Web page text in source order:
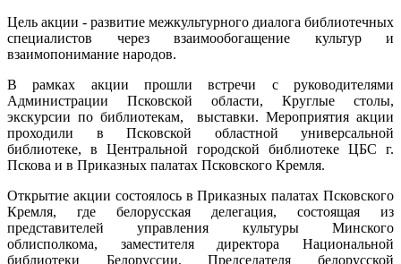
Цель акции - развитие межкультурного диалога библиотечных
специалистов через взаимообогащение культур и
взаимопонимание народов.
В рамках акции прошли встречи с руководителями
Администрации Псковской области, Круглые столы,
экскурсии по библиотекам, выставки. Мероприятия акции
проходили в Псковской областной универсальной
библиотеке, в Центральной городской библиотеке ЦБС г.
Пскова и в Приказных палатах Псковского Кремля.
Открытие акции состоялось в Приказных палатах Псковского
Кремля, где белорусская делегация, состоящая из
представителей управления культуры Минского
облисполкома, заместителя директора Национальной
библиотеки Белоруссии, Председателя белорусской